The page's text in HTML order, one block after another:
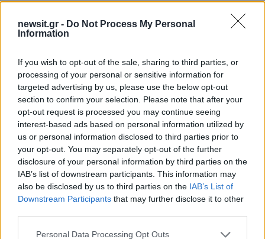
newsit.gr - Do Not Process My Personal
Information
If you wish to opt-out of the sale, sharing to third parties, or
processing of your personal or sensitive information for
targeted advertising by us, please use the below opt-out
section to confirm your selection. Please note that after your
opt-out request is processed you may continue seeing
interest-based ads based on personal information utilized by
us or personal information disclosed to third parties prior to
your opt-out. You may separately opt-out of the further
disclosure of your personal information by third parties on the
IAB’s list of downstream participants. This information may
also be disclosed by us to third parties on the IAB’s List of
Downstream Participants that may further disclose it to other
Please note that this website/app uses one or more Google
Personal Data Processing Opt Outs
για τον έναν χρόνο από τον θάνατο της
κόρης του Αντώνη Σαμαρά
Τουρίστας ρωτούσε πόσο να πληρώσει για
να ασελγήσει σε 10χρονο κορίτσι - Το παιδί
καθόταν αμέριμνο σε αυλή επιχείρησης
3Γερμανία: Συνελήφθη 31χρονος για τρεις
ανθρωποκτονίες μελών της greek mafia
4Έφυγε από τη ζωή η Χριστίνα Πιτουρά,
πρώην σύζυγος του Βασίλη Χιώτη
5Δεν ήταν μόνο η ταχύτητα που οδήγησε
στο τροχαίο στις Σέρρες με νεκρούς μητέρα
και γιο - «Ίσως κάτι απέσπασε την προσοχή
του οδηγού» λέει πραγματογνώμονας
Πιο σχολιασμένα